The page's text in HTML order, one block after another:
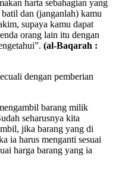
harta sebahagian yang
dan (janganlah) kamu
supaya kamu dapat
orang lain itu dengan
(al-Baqarah :
dengan pemberian
barang milik
seharusnya kita
jika barang yang di
ia harus menganti sesuai
harga barang yang ia